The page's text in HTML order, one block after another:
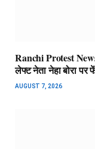
Ranchi Protest
लेफ्ट नेता नेहा बोरा
AUGUST 7, 2026